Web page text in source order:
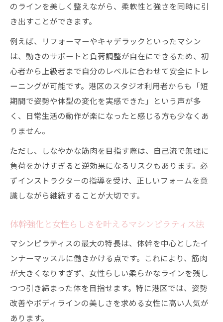
マシンピラティスで叶う姿勢改善と体型変
化
マシンピラティス初心者向け体験ポイント
フィットネスマシンとの違いを分かりやす
く解説
マシンピラティスが女性らしさを引き出す理由
しなやかな筋肉作りに最適なマシンピラテ
ィス
の特徴
体幹とインナーマッスルへの効果的なアプ
ローチ
マシンピラティスでバランスの取れた体づ
感
初心者も安心して続けやすい秘訣を解説
マシンピラティス初心者が安心できる理由
専門家指導で安全に続けるマシンピラティ
のラインを美しく整えながら、柔軟性と強さを同時に引
き出すことができます。
例えば、リフォーマーやキャデラックといったマシン
は、動きのサポートと負荷調整が自在にできるため、初
心者から上級者まで自分のレベルに合わせて安全にトレ
ーニングが可能です。港区のスタジオ利用者からも「短
期間で姿勢や体型の変化を実感できた」という声が多
く、日常生活の動作が楽になったと感じる方も少なくあ
りません。
ただし、しなやかな筋肉を目指す際は、自己流で無理に
負荷をかけすぎると逆効果になるリスクもあります。必
ずインストラクターの指導を受け、正しいフォームを意
識しながら継続することが大切です。
体幹強化と女性らしさを叶えるマシンピラティス法
マシンピラティスの最大の特長は、体幹を中心としたイ
ンナーマッスルに働きかける点です。これにより、筋肉
が大きくなりすぎず、女性らしい柔らかなラインを残し
つつ引き締まった体を目指せます。特に港区では、姿勢
改善やボディラインの美しさを求める女性に高い人気が
あります。